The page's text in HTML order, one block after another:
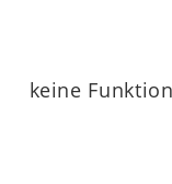
keine Funktion